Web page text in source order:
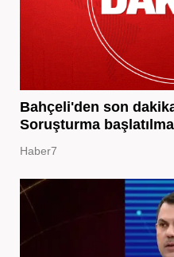
Bahçeli'den son
Soruşturma
Haber7